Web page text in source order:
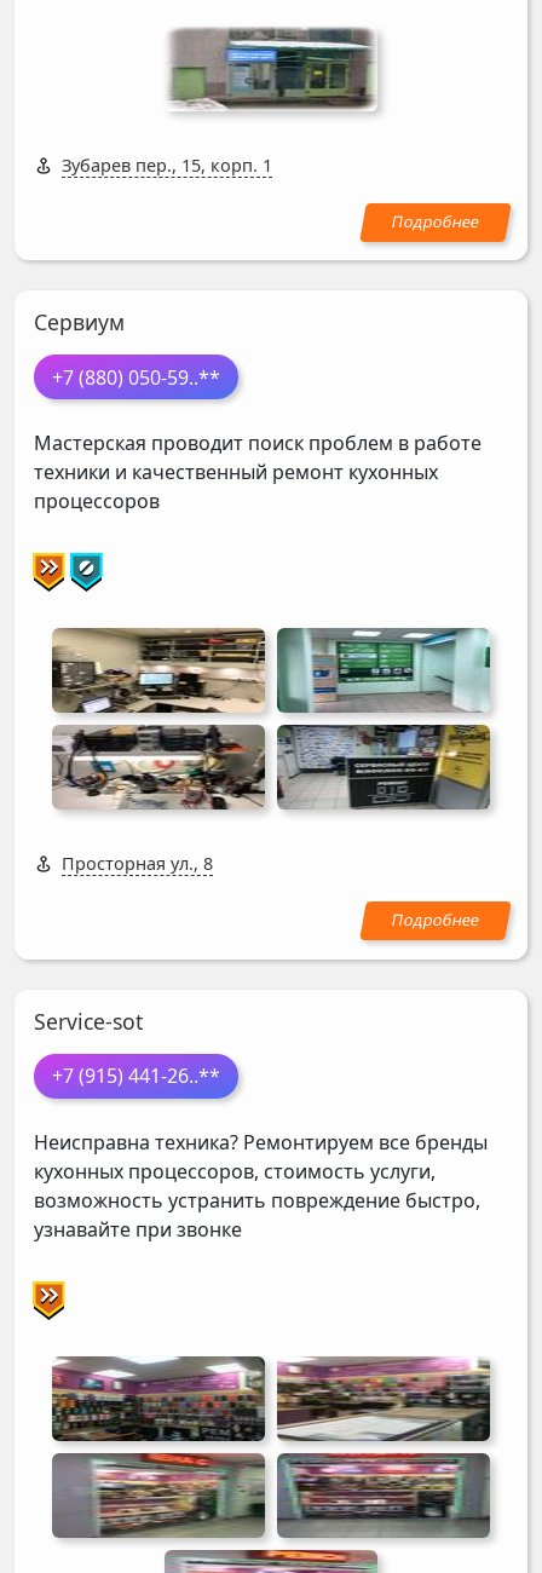
Зубарев пер., 15, корп. 1
Сервиум
+7 (880) 050-59..**
Мастерская проводит поиск проблем в работе
техники и качественный ремонт кухонных
процессоров
Просторная ул., 8
Service-sot
+7 (915) 441-26..**
Неисправна техника? Ремонтируем все бренды
кухонных процессоров, стоимость услуги,
возможность устранить повреждение быстро,
узнавайте при звонке